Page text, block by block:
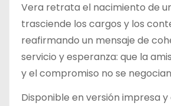
Vera retrata el nacimiento de
trasciende los cargos y los
reafirmando un mensaje de
servicio y esperanza: que la
y el compromiso no se
Disponible en versión impresa